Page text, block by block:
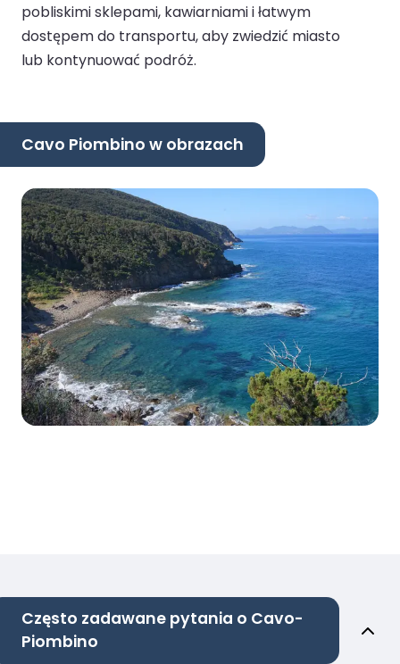
pobliskimi sklepami, kawiarniami i łatwym
dostępem do transportu, aby zwiedzić miasto
lub kontynuować podróż.
Cavo Piombino w obrazach
Często zadawane pytania o Cavo-
Piombino